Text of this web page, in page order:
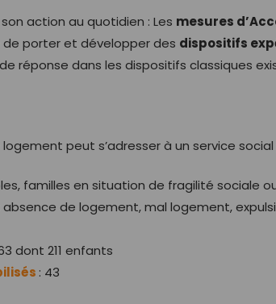
action au quotidien : Les mesures
porter et développer des dispositifs
réponse dans les dispositifs classiques
peut s’adresser à un service
familles en situation de fragilité sociale
absence de logement, mal logement,
dont 211 enfants
: 43